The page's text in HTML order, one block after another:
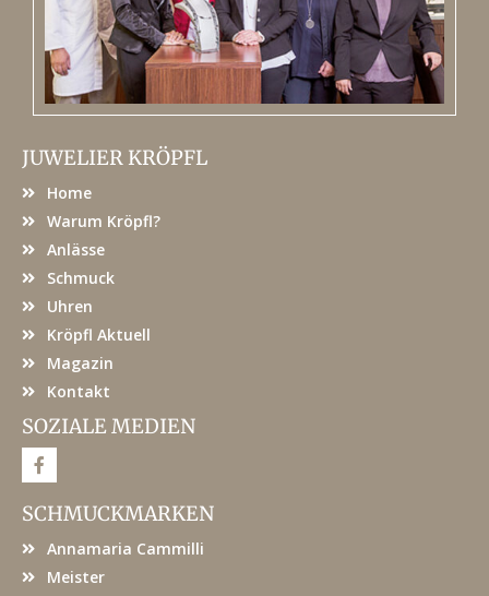
JUWELIER KRÖPFL
Home
Warum Kröpfl?
Anlässe
Schmuck
Uhren
Kröpfl Aktuell
Magazin
Kontakt
SOZIALE MEDIEN
F
a
e
b
o
SCHMUCKMARKEN
Annamaria Cammilli
Meister